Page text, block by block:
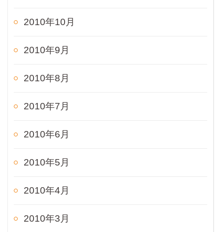
2010年10月
2010年9月
2010年8月
2010年7月
2010年6月
2010年5月
2010年4月
2010年3月